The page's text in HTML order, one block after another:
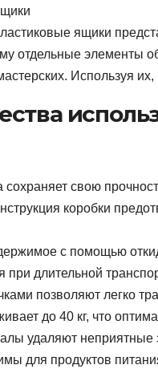
ящики
отдельные элементы
Используя
сохраняет свою
коробки
с помощью
при длительной
позволяют легко
до 40 кг, что
удаляют неприятные
для продуктов